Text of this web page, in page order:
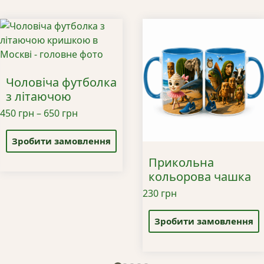
Чоловіча футболка
з літаючою
кришкою в Москві
450 грн – 650 грн
цін:
від
450 грн
Зробити замовлення
Цей
товар
має
Прикольна
кольорова чашка
з мемними AI-
230 грн
Зробити замовлення
Цей
товар
має